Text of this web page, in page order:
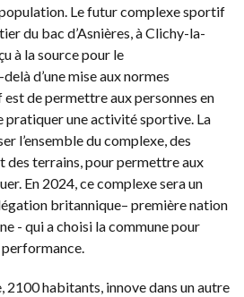
Le futur complexe sportif
du bac d’Asnières, à Clichy-la-
à la source pour le
d’une mise aux normes
est de permettre aux personnes en
pratiquer une activité sportive. La
l’ensemble du complexe, des
des terrains, pour permettre aux
En 2024, ce complexe sera un
britannique– première nation
- qui a choisi la commune pour
2100 habitants, innove dans un autre